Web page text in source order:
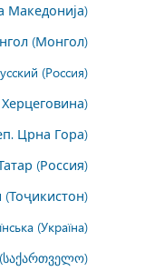
Македонија)
(Монгол)
(Россия)
Црна Гора)
(Россия)
(Тоҷикистон)
(Україна)